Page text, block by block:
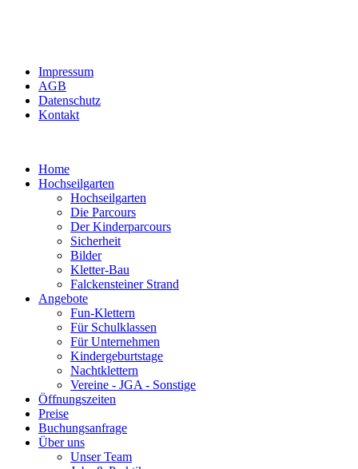
Impressum
AGB
Datenschutz
Kontakt
Home
Hochseilgarten
Hochseilgarten
Die Parcours
Der Kinderparcours
Sicherheit
Bilder
Kletter-Bau
Falckensteiner Strand
Angebote
Fun-Klettern
Für Schulklassen
Für Unternehmen
Kindergeburtstage
Nachtklettern
Vereine - JGA - Sonstige
Öffnungszeiten
Preise
Buchungsanfrage
Über uns
Unser Team